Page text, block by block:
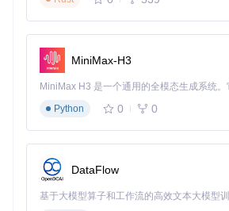
MiniMax-H3
Python
0 0
DataFlow
基于大模型算子和工作流的高效文本大模型